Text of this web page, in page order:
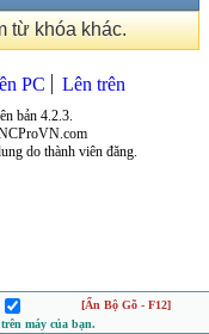
từ khóa khác.
PC Lên trên
bản 4.2.3.
do thành viên đăng.
[Ẩn Bộ Gõ - F12]
máy của bạn.